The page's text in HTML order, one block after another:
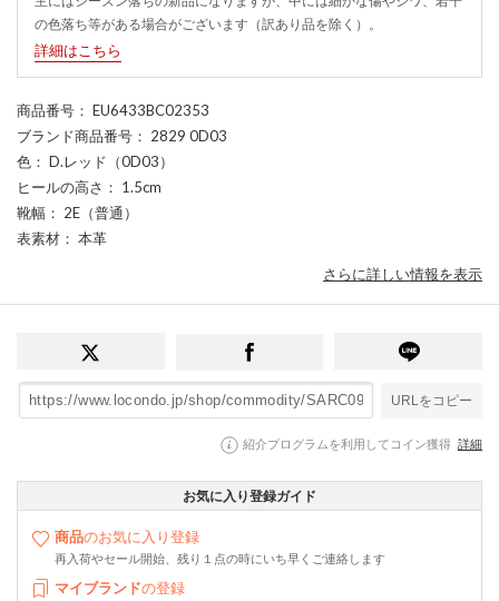
の色落ち等がある場合がございます（訳あり品を除く）。
詳細はこちら
商品番号 ： EU6433BC02353
ブランド商品番号 ： 2829 0D03
色 ： D.レッド（0D03）
ヒールの高さ ： 1.5cm
靴幅 ： 2E（普通）
表素材 ： 本革
さらに詳しい情報を表示
URLをコピー
紹介プログラムを利用してコイン獲得 詳細
お気に入り登録ガイド
商品のお気に入り登録
再入荷やセール開始、残り１点の時にいち早くご連絡します
マイブランドの登録